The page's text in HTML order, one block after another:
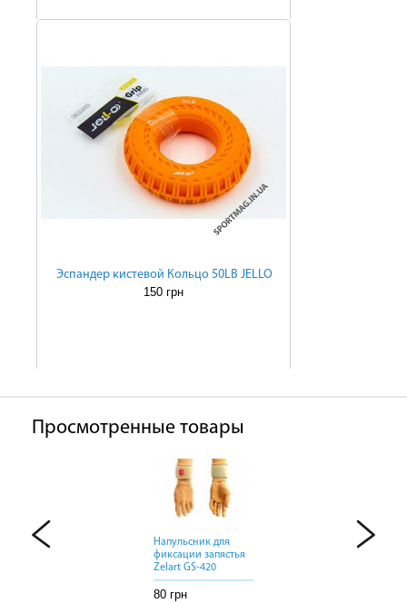
Эспандер кистевой Кольцо 50LB JELLO
150 грн
Просмотренные товары
Напульсник для
Напульсник для
фиксации запястья
Zelart GS-420
80 грн
Напульсник для